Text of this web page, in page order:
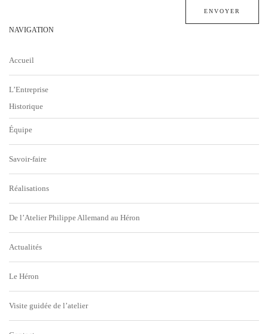
NAVIGATION
Accueil
L’Entreprise
Historique
Équipe
Savoir-faire
Réalisations
De l’Atelier Philippe Allemand au Héron
Actualités
Le Héron
Visite guidée de l’atelier